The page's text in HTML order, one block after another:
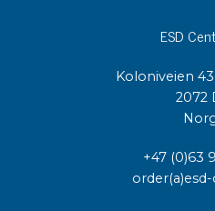
ESD
Koloniveien
2072
+47 (0)63